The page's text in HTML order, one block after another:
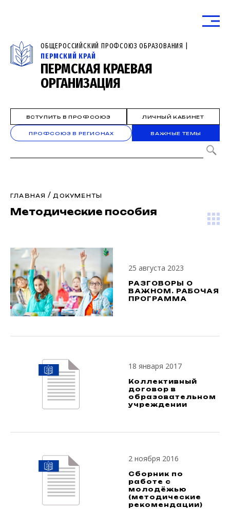
ОБЩЕРОССИЙСКИЙ ПРОФСОЮЗ ОБРАЗОВАНИЯ |
ПЕРМСКИЙ КРАЙ
ПЕРМСКАЯ КРАЕВАЯ
ОРГАНИЗАЦИЯ
ВСТУПИТЬ В ПРОФСОЮЗ ЛИЧНЫЙ КАБИНЕТ
ПРОФСОЮЗ В РЕГИОНАХ ВАЖНЫЕ ТЕМЫ
ГЛАВНАЯ /ДОКУМЕНТЫ
Методические пособия
25 августа 2023
РАЗГОВОРЫ О
ВАЖНОМ. РАБОЧАЯ
ПРОГРАММА
18 января 2017
Коллективный
договор в
образовательном
учреждении
2 ноября 2016
Сборник по
работе с
молодёжью
(методические
рекомендации)